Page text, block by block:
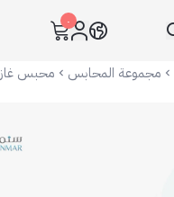
٠
مجموعة المحابس محبس غاز 1/2 بوصة